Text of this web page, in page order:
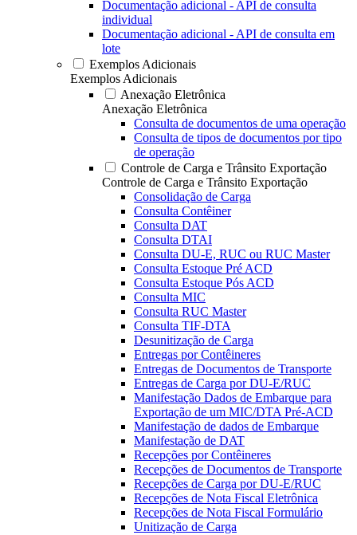
Documentação adicional - API de consulta
individual
Documentação adicional - API de consulta em
lote
Exemplos Adicionais
Exemplos Adicionais
Anexação Eletrônica
Anexação Eletrônica
Consulta de documentos de uma operação
Consulta de tipos de documentos por tipo
de operação
Controle de Carga e Trânsito Exportação
Controle de Carga e Trânsito Exportação
Consolidação de Carga
Consulta Contêiner
Consulta DAT
Consulta DTAI
Consulta DU-E, RUC ou RUC Master
Consulta Estoque Pré ACD
Consulta Estoque Pós ACD
Consulta MIC
Consulta RUC Master
Consulta TIF-DTA
Desunitização de Carga
Entregas por Contêineres
Entregas de Documentos de Transporte
Entregas de Carga por DU-E/RUC
Manifestação Dados de Embarque para
Exportação de um MIC/DTA Pré-ACD
Manifestação de dados de Embarque
Manifestação de DAT
Recepções por Contêineres
Recepções de Documentos de Transporte
Recepções de Carga por DU-E/RUC
Recepções de Nota Fiscal Eletrônica
Recepções de Nota Fiscal Formulário
Unitização de Carga